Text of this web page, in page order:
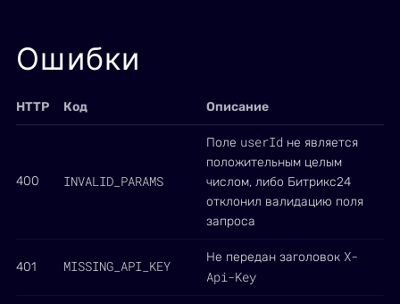
Ошибки
HTTP Код Описание
400 INVALID_PARAMS
Поле userId не является
положительным целым
числом, либо Битрикс24
отклонил валидацию поля
запроса
401 MISSING_API_KEY
Не передан заголовок X-
Api-Key